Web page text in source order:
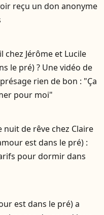
reçu un don anonyme
chez Jérôme et Lucile
le pré) ? Une vidéo de
rien de bon : "Ça
pour moi"
nuit de rêve chez Claire
est dans le pré) :
pour dormir dans
est dans le pré) a